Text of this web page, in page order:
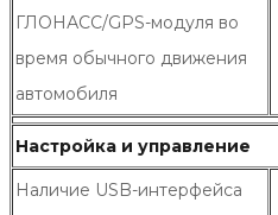
ГЛОНАСС/GPS-модуля во
время обычного движения
автомобиля
Настройка и управление
Наличие USB-интерфейса